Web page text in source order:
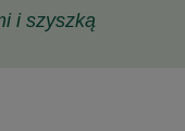
i szyszką